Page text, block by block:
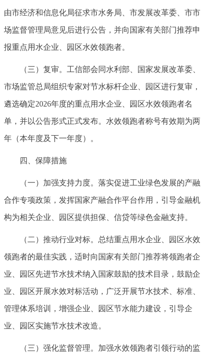
由市经济和信息化局征求市水务局、市发展改革委、市市
场监督管理局意见后进行公告，并向国家有关部门推荐申
报重点用水企业、园区水效领跑者。
（三）复审。工信部会同水利部、国家发展改革委、
市场监管总局组织专家对节水标杆企业、园区进行复审，
遴选确定2026年度的重点用水企业、园区水效领跑者名
单，并以公告形式正式发布。水效领跑者称号有效期为两
年（本年度及下一年度）。
四、保障措施
（一）加强支持力度。落实促进工业绿色发展的产融
合作专项政策，发挥国家产融合作平台作用，引导金融机
构为相关企业、园区提供担保、信贷等绿色金融支持。
（二）推动行业对标。总结重点用水企业、园区水效
领跑者的最佳实践，适时向国家有关部门推荐将领跑者企
业、园区先进节水技术纳入国家鼓励的技术目录，鼓励企
业、园区开展水效对标活动，广泛开展节水技术、标准、
管理体系培训，增强企业、园区节水能力建设，引导企
业、园区实施节水技术改造。
（三）强化监督管理。加强水效领跑者引领行动的监